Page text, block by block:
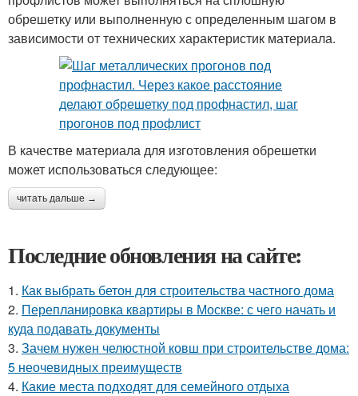
обрешетку или выполненную с определенным шагом в
зависимости от технических характеристик материала.
В качестве материала для изготовления обрешетки
может использоваться следующее:
читать дальше →
Последние обновления на сайте:
1. Как выбрать бетон для строительства частного дома
2. Перепланировка квартиры в Москве: с чего начать и
куда подавать документы
3. Зачем нужен челюстной ковш при строительстве дома:
5 неочевидных преимуществ
4. Какие места подходят для семейного отдыха